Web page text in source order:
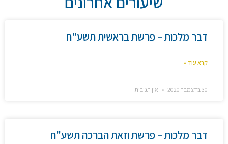
דבר מלכות – פרשת בראשית תשע"ח
קרא עוד »
30 בדצמבר 2020 אין תגובות
דבר מלכות – פרשת וזאת הברכה תשע"ח